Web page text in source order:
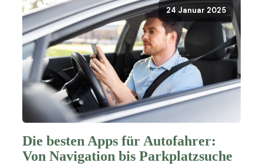
24 Januar 2025
Die besten Apps für Autofahrer:
Von Navigation bis Parkplatzsuche